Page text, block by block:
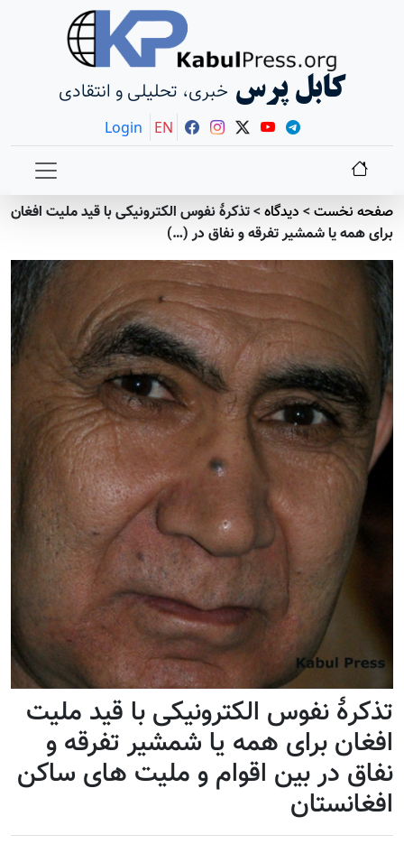
کابل پرسخبری، تحلیلی و انتقادی
Login EN
>دیدگاه> تذکرۀ نفوس الکترونیکی با قید ملیت افغان
یا شمشیر تفرقه و نفاق در (…)
نفوس الکترونیکی با قید ملیت
برای همه یا شمشیر تفرقه و
در بین اقوام و ملیت های ساکن